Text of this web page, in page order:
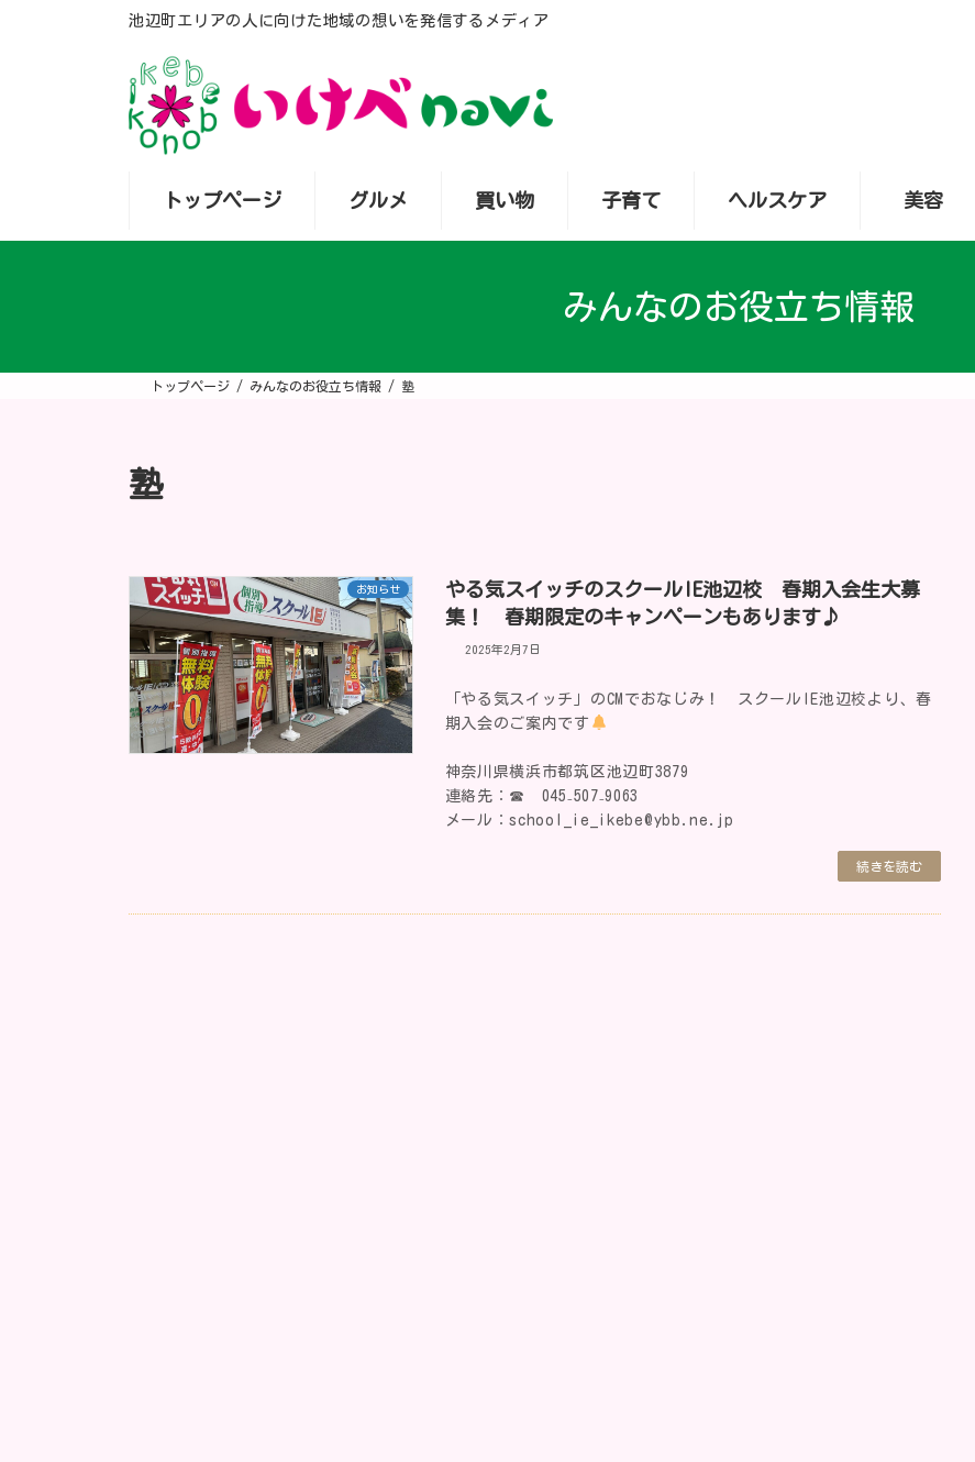
池辺町エリアの人に向けた地域の想いを発信するメディア
トップページ グルメ 買い物 子育て ヘルスケア 美容
みんなのお役立ち情報
トップページ みんなのお役立ち情報 塾
塾
お知らせ
やる気スイッチのスクールIE池辺校 春期入会生大募
集！ 春期限定のキャンペーンもあります♪
2025年2月7日
「やる気スイッチ」のCMでおなじみ！ スクールIE池辺校より、春
期入会のご案内です
神奈川県横浜市都筑区池辺町3879
連絡先：☎ 045₋507₋9063
メール：school_ie_ikebe@ybb.ne.jp
続きを読む